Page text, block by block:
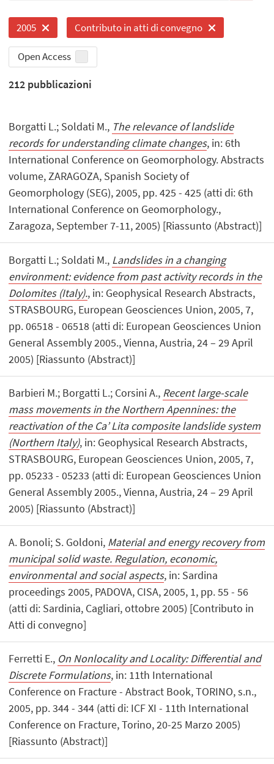
2005 Contributo in atti di convegno
Open Access
212 pubblicazioni
Borgatti L.; Soldati M., The relevance of landslide
records for understanding climate changes, in: 6th
International Conference on Geomorphology. Abstracts
volume, ZARAGOZA, Spanish Society of
Geomorphology (SEG), 2005, pp. 425 - 425 (atti di: 6th
International Conference on Geomorphology.,
Zaragoza, September 7-11, 2005) [Riassunto (Abstract)]
Borgatti L.; Soldati M., Landslides in a changing
environment: evidence from past activity records in the
Dolomites (Italy)., in: Geophysical Research Abstracts,
STRASBOURG, European Geosciences Union, 2005, 7,
pp. 06518 - 06518 (atti di: European Geosciences Union
General Assembly 2005., Vienna, Austria, 24 – 29 April
2005) [Riassunto (Abstract)]
Barbieri M.; Borgatti L.; Corsini A., Recent large-scale
mass movements in the Northern Apennines: the
reactivation of the Ca’ Lita composite landslide system
(Northern Italy), in: Geophysical Research Abstracts,
STRASBOURG, European Geosciences Union, 2005, 7,
pp. 05233 - 05233 (atti di: European Geosciences Union
General Assembly 2005., Vienna, Austria, 24 – 29 April
2005) [Riassunto (Abstract)]
A. Bonoli; S. Goldoni, Material and energy recovery from
municipal solid waste. Regulation, economic,
environmental and social aspects, in: Sardina
proceedings 2005, PADOVA, CISA, 2005, 1, pp. 55 - 56
(atti di: Sardinia, Cagliari, ottobre 2005) [Contributo in
Atti di convegno]
Ferretti E., On Nonlocality and Locality: Differential and
Discrete Formulations, in: 11th International
Conference on Fracture - Abstract Book, TORINO, s.n.,
2005, pp. 344 - 344 (atti di: ICF XI - 11th International
Conference on Fracture, Torino, 20-25 Marzo 2005)
[Riassunto (Abstract)]